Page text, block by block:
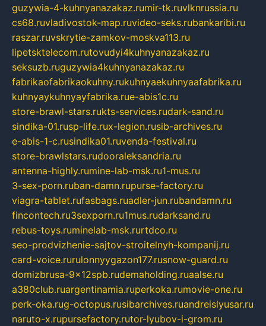
guzywia-4-kuhnyanazakaz.rumir-tk.ruvlknrussia.ru
cs68.ruvladivostok-map.ruvideo-seks.rubankaribi.ru
raszar.ruvskrytie-zamkov-moskva113.ru
lipetsktelecom.rutovudyi4kuhnyanazakaz.ru
seksuzb.ruguzywia4kuhnyanazakaz.ru
fabrikaofabrikaokuhny.rukuhnyaekuhnyaafabrika.ru
kuhnyaykuhnyayfabrika.rue-abis1c.ru
store-brawl-stars.rukts-services.rudark-sand.ru
sindika-01.rusp-life.rux-legion.rusib-archives.ru
e-abis-1-c.rusindika01.ruvenda-festival.ru
store-brawlstars.rudooraleksandria.ru
antenna-highly.rumine-lab-msk.ru1-mus.ru
3-sex-porn.ruban-damn.rupurse-factory.ru
viagra-tablet.rufasbags.ruadler-jun.rubandamn.ru
fincontech.ru3sexporn.ru1mus.rudarksand.ru
rebus-toys.ruminelab-msk.rurtdco.ru
seo-prodvizhenie-sajtov-stroitelnyh-kompanij.ru
card-voice.rurulonnyygazon177.rusnow-guard.ru
domizbrusa-9x12spb.rudemaholding.ruaalse.ru
a380club.ruargentinamia.ruperkoka.rumovie-one.ru
perk-oka.rug-octopus.rusibarchives.ruandreislyusar.ru
naruto-x.rupursefactory.rutor-lyubov-i-grom.ru